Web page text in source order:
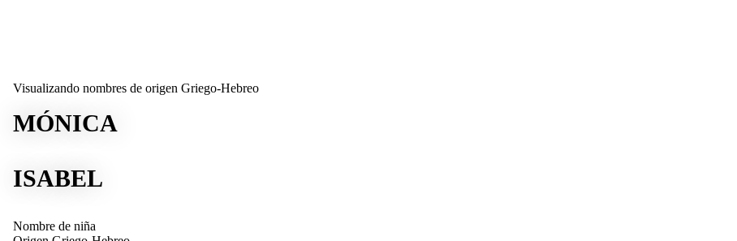
Visualizando nombres de origen Griego-Hebreo
MÓNICA
ISABEL
Nombre de niña